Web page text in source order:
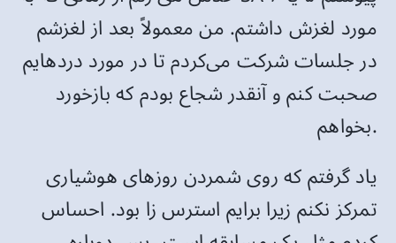
مورد لغزش داشتم. من معمولاً بعد از لغزشم
در جلسات شرکت می‌کردم تا در مورد دردهایم
صحبت کنم و آنقدر شجاع بودم که بازخورد
بخواهم.
یاد گرفتم که روی شمردن روزهای هوشیاری
تمرکز نکنم زیرا برایم استرس زا بود. احساس